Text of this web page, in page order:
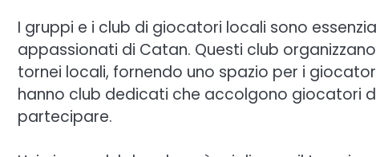
I gruppi e i club di giocatori locali sono
appassionati di Catan. Questi club
tornei locali, fornendo uno spazio per i
hanno club dedicati che accolgono giocatori
partecipare.